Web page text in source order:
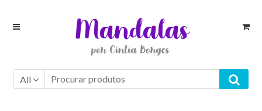
Skip
Skip
All